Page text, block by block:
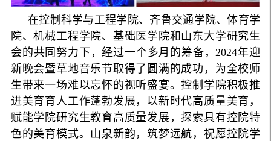
在控制科学与工程学院、齐鲁交通学院、体育学
院、机械工程学院、基础医学院和山东大学研究生
会的共同努力下，经过一个多月的筹备，2024年迎
新晚会暨草地音乐节取得了圆满的成功，为全校师
生带来一场难以忘怀的视听盛宴。控制学院积极推
进美育育人工作蓬勃发展，以新时代高质量美育，
赋能学院研究生教育高质量发展，探索具有控院特
色的美育模式。山泉新韵，筑梦远航，祝愿控院学